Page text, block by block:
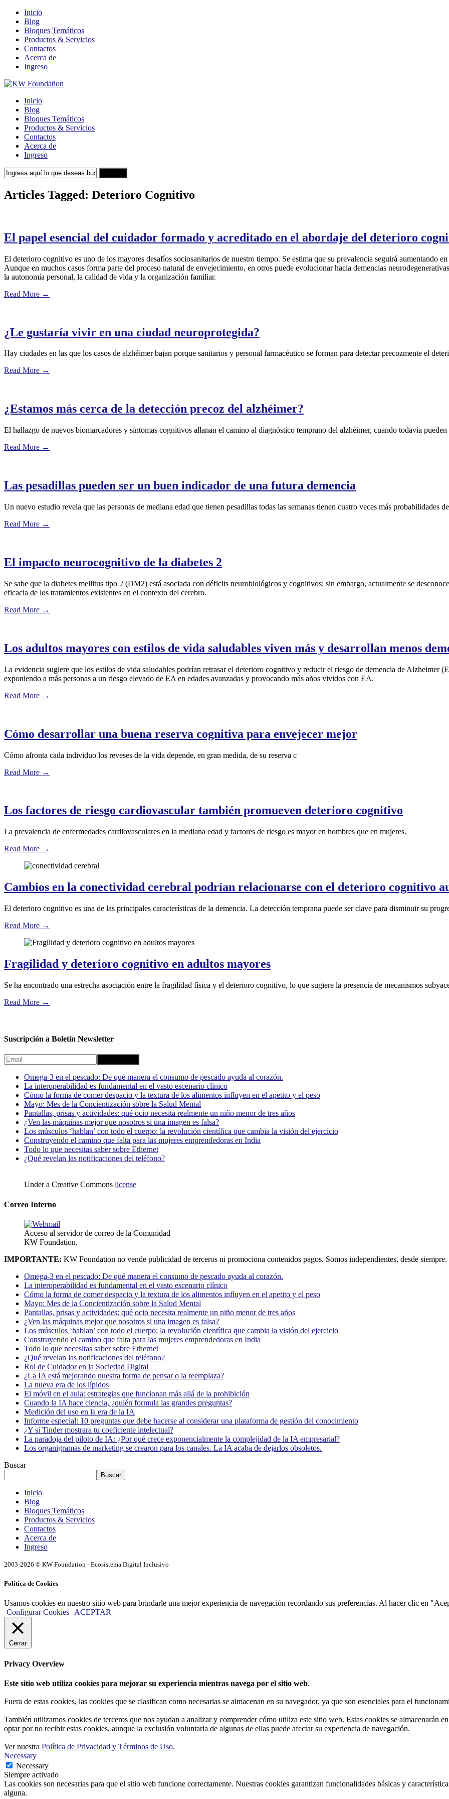
Inicio
Blog
Bloques Temáticos
Productos & Servicios
Contactos
Acerca de
Ingreso
Inicio
Blog
Bloques Temáticos
Productos & Servicios
Contactos
Acerca de
Ingreso
Articles Tagged: Deterioro Cognitivo
El papel esencial del cuidador formado y acreditado en el abordaje del deterioro
El deterioro cognitivo es uno de los mayores desafíos sociosanitarios de nuestro tiempo. Se estima que su prevalencia seguirá aumentando
Aunque en muchos casos forma parte del proceso natural de envejecimiento, en otros puede evolucionar hacia demencias
la autonomía personal, la calidad de vida y la organización familiar.
Read More →
¿Le gustaría vivir en una ciudad neuroprotegida?
Hay ciudades en las que los casos de alzhéimer bajan porque sanitarios y personal farmacéutico se forman para detectar precozmente el
Read More →
¿Estamos más cerca de la detección precoz del alzhéimer?
El hallazgo de nuevos biomarcadores y síntomas cognitivos allanan el camino al diagnóstico temprano del alzhéimer, cuando todavía pueden
Read More →
Las pesadillas pueden ser un buen indicador de una futura demencia
Un nuevo estudio revela que las personas de mediana edad que tienen pesadillas todas las semanas tienen cuatro veces más probabilidades
Read More →
El impacto neurocognitivo de la diabetes 2
Se sabe que la diabetes mellitus tipo 2 (DM2) está asociada con déficits neurobiológicos y cognitivos; sin embargo, actualmente se
eficacia de los tratamientos existentes en el contexto del cerebro.
Read More →
Los adultos mayores con estilos de vida saludables viven más y desarrollan menos
La evidencia sugiere que los estilos de vida saludables podrían retrasar el deterioro cognitivo y reducir el riesgo de demencia de Alzheimer
exponiendo a más personas a un riesgo elevado de EA en edades avanzadas y provocando más años vividos con EA.
Read More →
Cómo desarrollar una buena reserva cognitiva para envejecer mejor
Cómo afronta cada individuo los reveses de la vida depende, en gran medida, de su reserva c
Read More →
Los factores de riesgo cardiovascular también promueven deterioro cognitivo
La prevalencia de enfermedades cardiovasculares en la mediana edad y factores de riesgo es mayor en hombres que en mujeres.
Read More →
Cambios en la conectividad cerebral podrían relacionarse con el deterioro cognitivo
El deterioro cognitivo es una de las principales características de la demencia. La detección temprana puede ser clave para disminuir su
Read More →
Fragilidad y deterioro cognitivo en adultos mayores
Se ha encontrado una estrecha asociación entre la fragilidad física y el deterioro cognitivo, lo que sugiere la presencia de mecanismos
Read More →
Suscripción a Boletín Newsletter
Omega-3 en el pescado: De qué manera el consumo de pescado ayuda al corazón.
La interoperabilidad es fundamental en el vasto escenario clínico
Cómo la forma de comer despacio y la textura de los alimentos influyen en el apetito y el peso
Mayo: Mes de la Concientización sobre la Salud Mental
Pantallas, prisas y actividades: qué ocio necesita realmente un niño menor de tres años
¿Ven las máquinas mejor que nosotros si una imagen es falsa?
Los músculos ‘hablan’ con todo el cuerpo: la revolución científica que cambia la visión del ejercicio
Construyendo el camino que falta para las mujeres emprendedoras en India
Todo lo que necesitas saber sobre Ethernet
¿Qué revelan las notificaciones del teléfono?
Under a Creative Commons license
Correo Interno
Acceso al servidor de correo de la Comunidad
KW Foundation.
IMPORTANTE: KW Foundation no vende publicidad de terceros ni promociona contenidos pagos. Somos independientes, desde siempre.
Omega-3 en el pescado: De qué manera el consumo de pescado ayuda al corazón.
La interoperabilidad es fundamental en el vasto escenario clínico
Cómo la forma de comer despacio y la textura de los alimentos influyen en el apetito y el peso
Mayo: Mes de la Concientización sobre la Salud Mental
Pantallas, prisas y actividades: qué ocio necesita realmente un niño menor de tres años
¿Ven las máquinas mejor que nosotros si una imagen es falsa?
Los músculos ‘hablan’ con todo el cuerpo: la revolución científica que cambia la visión del ejercicio
Construyendo el camino que falta para las mujeres emprendedoras en India
Todo lo que necesitas saber sobre Ethernet
¿Qué revelan las notificaciones del teléfono?
Rol de Cuidador en la Sociedad Digital
¿La IA está mejorando nuestra forma de pensar o la reemplaza?
La nueva era de los lípidos
El móvil en el aula: estrategias que funcionan más allá de la prohibición
Cuando la IA hace ciencia, ¿quién formula las grandes preguntas?
Medición del uso en la era de la IA
Informe especial: 10 preguntas que debe hacerse al considerar una plataforma de gestión del conocimiento
¿Y si Tinder mostrara tu coeficiente intelectual?
La paradoja del piloto de IA: ¿Por qué crece exponencialmente la complejidad de la IA empresarial?
Los organigramas de marketing se crearon para los canales. La IA acaba de dejarlos obsoletos.
Buscar
Buscar
Inicio
Blog
Bloques Temáticos
Productos & Servicios
Contactos
Acerca de
Ingreso
2003-2026 © KW Foundation - Ecosistema Digital Inclusivo
Política de Cookies
Usamos cookies en nuestro sitio web para brindarle una mejor experiencia de navegación recordando sus preferencias. Al hacer clic en
Configurar Cookies
ACEPTAR
Cerrar
Privacy Overview
Este sitio web utiliza cookies para mejorar su experiencia mientras navega por el sitio web.
Fuera de estas cookies, las cookies que se clasifican como necesarias se almacenan en su navegador, ya que son esenciales para el
También utilizamos cookies de terceros que nos ayudan a analizar y comprender cómo utiliza este sitio web. Estas cookies se almacenarán
optar por no recibir estas cookies, aunque la exclusión voluntaria de algunas de ellas puede afectar su experiencia de navegación.
Ver nuestra Política de Privacidad y Términos de Uso.
Necessary
Necessary
Siempre activado
Las cookies son necesarias para que el sitio web funcione correctamente. Nuestras cookies garantizan funcionalidades básicas y
alguna.